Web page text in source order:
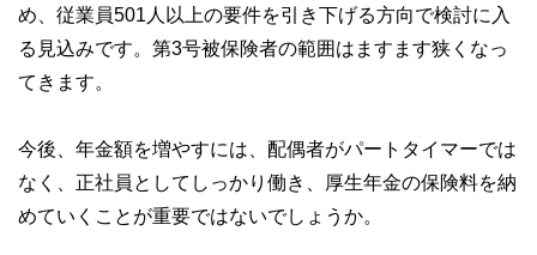
め、従業員501人以上の要件を引き下げる方向で検討に入
る見込みです。第3号被保険者の範囲はますます狭くなっ
てきます。
今後、年金額を増やすには、配偶者がパートタイマーでは
なく、正社員としてしっかり働き、厚生年金の保険料を納
めていくことが重要ではないでしょうか。